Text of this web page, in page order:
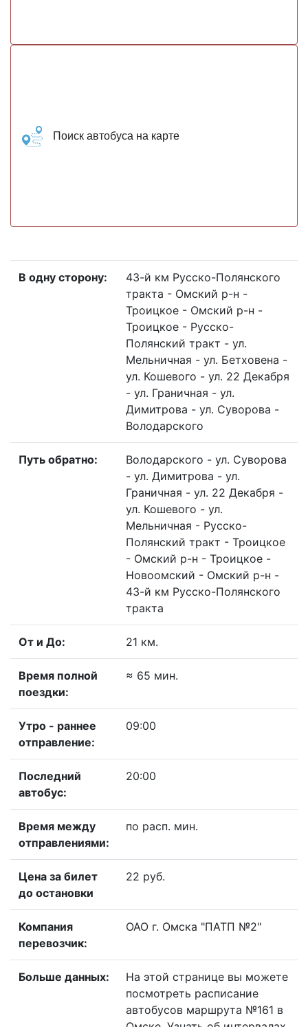
Поиск автобуса на карте
В одну сторону:
43-й км Русско-Полянского
тракта - Омский р-н -
Троицкое - Омский р-н -
Троицкое - Русско-
Полянский тракт - ул.
Мельничная - ул. Бетховена -
ул. Кошевого - ул. 22 Декабря
- ул. Граничная - ул.
Димитрова - ул. Суворова -
Володарского
Путь обратно:
Володарского - ул. Суворова
- ул. Димитрова - ул.
Граничная - ул. 22 Декабря -
ул. Кошевого - ул.
Мельничная - Русско-
Полянский тракт - Троицкое
- Омский р-н - Троицкое -
Новоомский - Омский р-н -
43-й км Русско-Полянского
тракта
От и До: 21 км.
Время полной
поездки:
≈ 65 мин.
Утро - раннее
отправление:
09:00
Последний
автобус:
20:00
Время между
отправлениями:
по расп. мин.
Цена за билет
до остановки
22 руб.
Компания
перевозчик:
ОАО г. Омска "ПАТП №2"
Больше данных:
На этой странице вы можете
посмотреть расписание
автобусов маршрута №161 в